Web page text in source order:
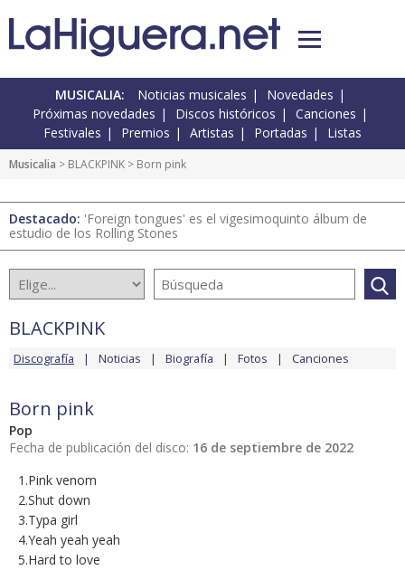
MUSICALIA: Noticias musicales
Novedades
Próximas novedades
Discos históricos
Canciones
Festivales
Premios Artistas Portadas Listas
Musicalia > BLACKPINK > Born pink
Destacado: 'Foreign tongues' es el vigesimoquinto álbum de
estudio de los Rolling Stones
BLACKPINK
Discografía Noticias Biografía Fotos Canciones
Born pink
Pop
Fecha de publicación del disco: 16 de septiembre de 2022
1.Pink venom
2.Shut down
3.Typa girl
4.Yeah yeah yeah
5.Hard to love